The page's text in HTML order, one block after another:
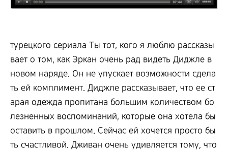
турецкого сериала Ты тот, кого я люблю рассказы
вает о том, как Эркан очень рад видеть Диджле в
новом наряде. Он не упускает возможности сдела
ть ей комплимент. Диджле рассказывает, что ее ст
арая одежда пропитана большим количеством бо
лезненных воспоминаний, которые она хотела бы
оставить в прошлом. Сейчас ей хочется просто бы
ть счастливой. Дживан очень удивляется тому, что